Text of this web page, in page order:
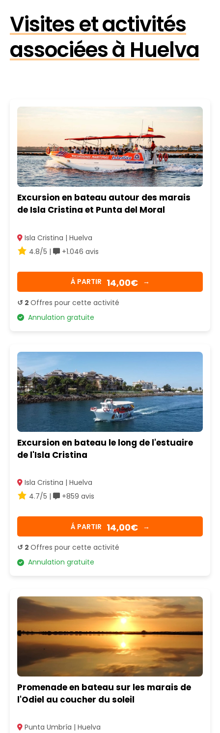
Visites et activités
associées à Huelva
Excursion en bateau autour des marais
de Isla Cristina et Punta del Moral
Isla Cristina | Huelva
4.8/5 |
+1.046 avis
Á PARTIR 14,00€ →
↺ 2 Offres pour cette activité
Annulation gratuite
Excursion en bateau le long de l'estuaire
de l'Isla Cristina
Isla Cristina | Huelva
4.7/5 |
+859 avis
Á PARTIR 14,00€ →
↺ 2 Offres pour cette activité
Annulation gratuite
Promenade en bateau sur les marais de
l'Odiel au coucher du soleil
Punta Umbría | Huelva